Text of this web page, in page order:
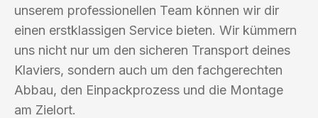
unserem professionellen Team können wir dir
einen erstklassigen Service bieten. Wir kümmern
uns nicht nur um den sicheren Transport deines
Klaviers, sondern auch um den fachgerechten
Abbau, den Einpackprozess und die Montage
am Zielort.